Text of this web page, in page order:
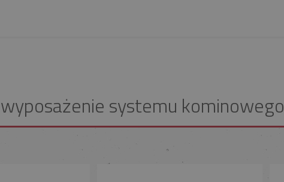
systemu kominowego